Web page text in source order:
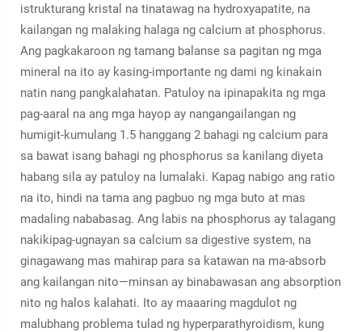
istrukturang kristal na tinatawag na hydroxyapatite, na
kailangan ng malaking halaga ng calcium at phosphorus.
Ang pagkakaroon ng tamang balanse sa pagitan ng mga
mineral na ito ay kasing-importante ng dami ng kinakain
natin nang pangkalahatan. Patuloy na ipinapakita ng mga
pag-aaral na ang mga hayop ay nangangailangan ng
humigit-kumulang 1.5 hanggang 2 bahagi ng calcium para
sa bawat isang bahagi ng phosphorus sa kanilang diyeta
habang sila ay patuloy na lumalaki. Kapag nabigo ang ratio
na ito, hindi na tama ang pagbuo ng mga buto at mas
madaling nababasag. Ang labis na phosphorus ay talagang
nakikipag-ugnayan sa calcium sa digestive system, na
ginagawang mas mahirap para sa katawan na ma-absorb
ang kailangan nito—minsan ay binabawasan ang absorption
nito ng halos kalahati. Ito ay maaaring magdulot ng
malubhang problema tulad ng hyperparathyroidism, kung